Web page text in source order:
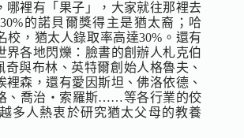
哪裡有「果子」，大家就往那裡去
的諾貝爾獎得主是猶太裔；哈
校，猶太人錄取率高達30%。還有
界各地閃爍：臉書的創辦人札克伯
奇與布林、英特爾創始人格魯夫、
裡森，還有愛因斯坦、佛洛依德、
、喬治‧索羅斯……等各行業的佼
多人熱衷於研究猶太父母的教養